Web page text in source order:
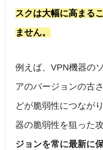
スクは大幅に高まる
ません。
例えば、VPN機器の
アのバージョンの古
どが脆弱性につなが
器の脆弱性を狙った
ジョンを常に最新に